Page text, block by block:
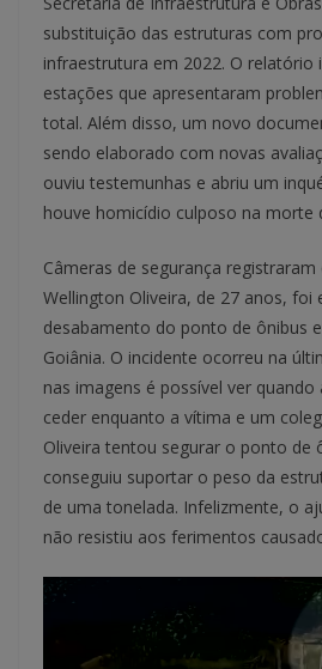
substituição das estruturas com
infraestrutura em 2022. O relatório
estações que apresentaram
total. Além disso, um novo
sendo elaborado com novas
ouviu testemunhas e abriu um
houve homicídio culposo na morte
Câmeras de segurança
Wellington Oliveira, de 27 anos, foi
desabamento do ponto de ônibus
Goiânia. O incidente ocorreu na
nas imagens é possível ver
ceder enquanto a vítima e um
Oliveira tentou segurar o ponto de
conseguiu suportar o peso da
de uma tonelada. Infelizmente, o
não resistiu aos ferimentos